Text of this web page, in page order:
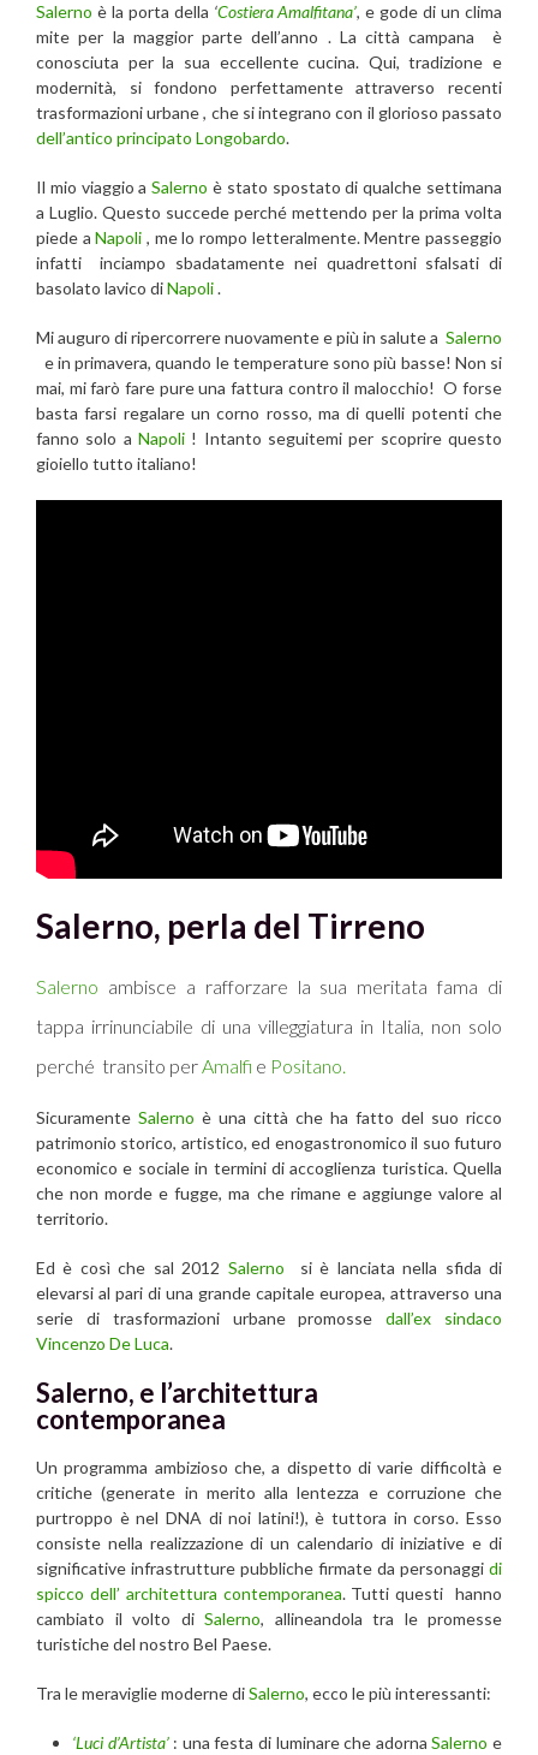
Salerno è la porta della ‘Costiera Amalfitana’, e gode di un clima
mite per la maggior parte dell’anno . La città campana è
conosciuta per la sua eccellente cucina. Qui, tradizione e
modernità, si fondono perfettamente attraverso recenti
trasformazioni urbane , che si integrano con il glorioso passato
dell’antico principato Longobardo.
Il mio viaggio aSalerno è stato spostato di qualche settimana
a Luglio. Questo succede perché mettendo per la prima volta
piede aNapoli , me lo rompo letteralmente. Mentre passeggio
infatti inciampo sbadatamente nei quadrettoni sfalsati di
basolato lavico diNapoli.
Mi auguro di ripercorrere nuovamente e più in salute a Salerno
e in primavera, quando le temperature sono più basse! Non si
mai, mi farò fare pure una fattura contro il malocchio! O forse
basta farsi regalare un corno rosso, ma di quelli potenti che
fanno solo a Napoli ! Intanto seguitemi per scoprire questo
gioiello tutto italiano!
Salerno, perla del Tirreno
Salerno ambisce a rafforzare la sua meritata fama di
tappa irrinunciabile di una villeggiatura in Italia, non solo
perché transito perAmalfi e Positano.
Sicuramente Salerno è una città che ha fatto del suo ricco
patrimonio storico, artistico, ed enogastronomico il suo futuro
economico e sociale in termini di accoglienza turistica. Quella
che non morde e fugge, ma che rimane e aggiunge valore al
territorio.
Ed è così che sal 2012 Salerno si è lanciata nella sfida di
elevarsi al pari di una grande capitale europea, attraverso una
serie di trasformazioni urbane promossedall’ex sindaco
Vincenzo De Luca.
Salerno, e l’architettura
contemporanea
Un programma ambizioso che, a dispetto di varie difficoltà e
critiche (generate in merito alla lentezza e corruzione che
purtroppo è nel DNA di noi latini!), è tuttora in corso. Esso
consiste nella realizzazione di un calendario di iniziative e di
significative infrastrutture pubbliche firmate da personaggi di
spicco dell’ architettura contemporanea. Tutti questi hanno
cambiato il volto di Salerno, allineandola tra le promesse
turistiche del nostro Bel Paese.
Tra le meraviglie moderne diSalerno, ecco le più interessanti:
‘Luci d’Artista’: una festa di luminare che adornaSalerno e